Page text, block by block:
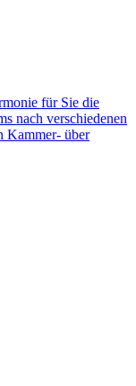
für Sie die
nach verschiedenen
Kammer- über